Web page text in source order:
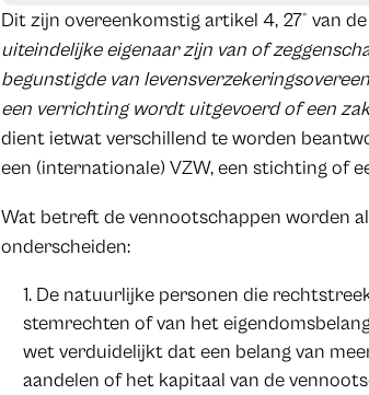
Dit zijn overeenkomstig artikel 4, 27° van de
uiteindelijke eigenaar zijn van of
begunstigde van
een verrichting wordt uitgevoerd of een
dient ietwat verschillend te worden
een (internationale) VZW, een stichting of
Wat betreft de vennootschappen worden
onderscheiden:
De natuurlijke personen die
stemrechten of van het
wet verduidelijkt dat een belang van
aandelen of het kapitaal van de